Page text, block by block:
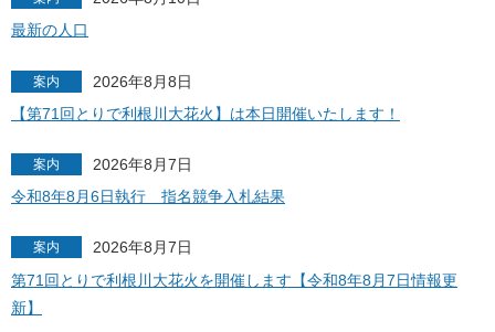
最新の人口
案内
2026年8月8日
【第71回とりで利根川大花火】は本日開催いたします！
案内
2026年8月7日
令和8年8月6日執行 指名競争入札結果
案内
2026年8月7日
第71回とりで利根川大花火を開催します【令和8年8月7日情報更
新】